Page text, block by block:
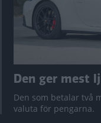
Den ger mest
Den som betalar två
valuta för pengarna.